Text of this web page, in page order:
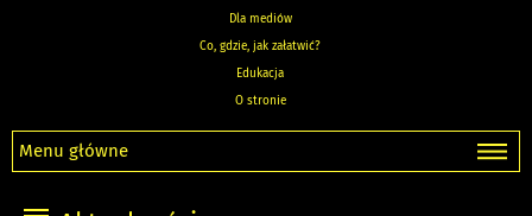
Dla mediów
Co, gdzie, jak załatwić?
Edukacja
O stronie
Menu główne